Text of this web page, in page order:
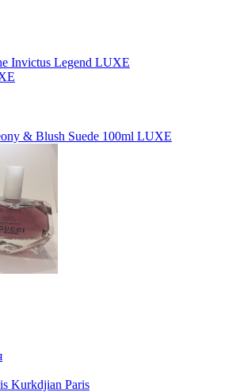
Invictus Legend LUXE
& Blush Suede 100ml LUXE
Kurkdjian Paris